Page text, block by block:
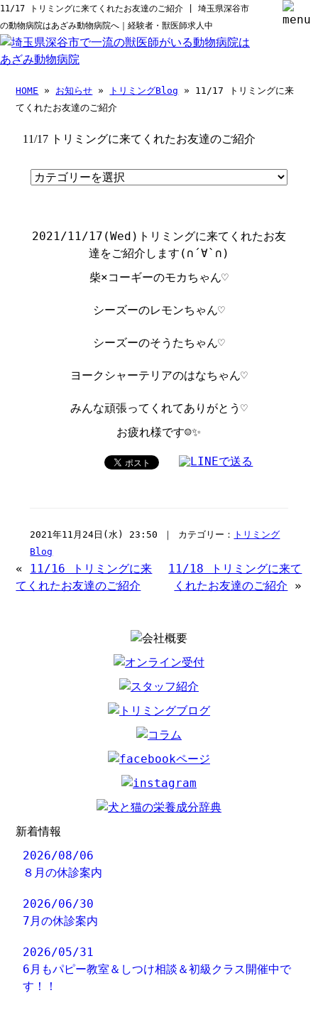
11/17 トリミングに来てくれたお友達のご紹介 | 埼玉県深谷市
の動物病院はあざみ動物病院へ｜経験者・獣医師求人中
HOME » お知らせ » トリミングBlog » 11/17 トリミングに来
てくれたお友達のご紹介
11/17 トリミングに来てくれたお友達のご紹介
2021/11/17(Wed) トリミングに来てくれたお友
達をご紹介します ( ∩ ´∀` ∩ )
柴×コーギーのモカちゃん♡
シーズーのレモンちゃん♡
シーズーのそうたちゃん♡
ヨークシャーテリアのはなちゃん♡
みんな頑張ってくれてありがとう♡
お疲れ様です☺️✨
2021年11月24日(水) 23:50 ｜ カテゴリー： トリミング
Blog
« 11/16 トリミングに来
てくれたお友達のご紹介
11/18 トリミングに来て
くれたお友達のご紹介 »
新着情報
2026/08/06
８月の休診案内
2026/06/30
7月の休診案内
2026/05/31
6月もパピー教室＆しつけ相談＆初級クラス開催中で
す！！